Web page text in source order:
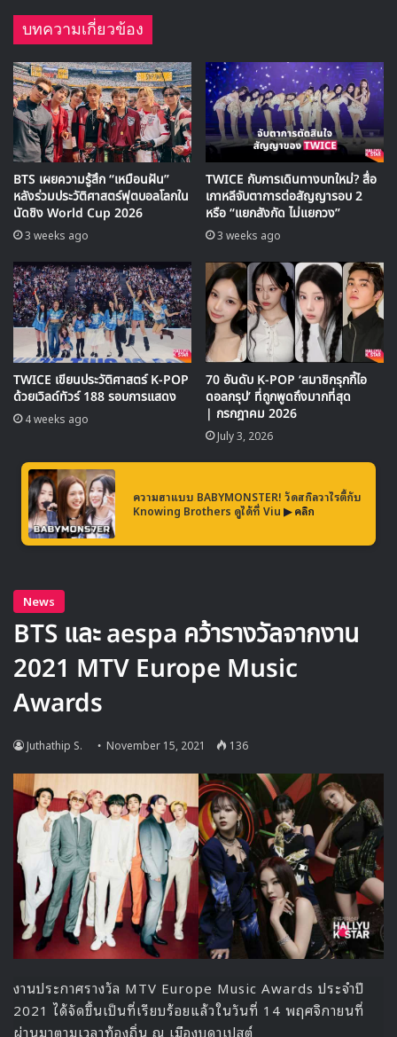
จัดขึ้นในวันที่ 27-28 พฤศจิกายน, 1-2 ธันวาคม ที่ SoFi
Stadium ในเมืองลอสแองเจลิส, ประเทศสหรัฐอเมริกา
โดยก่อนหน้าการจัดคอนเสิร์ตออฟไลน์ที่จะมีขึ้นในปลายเดือน
พฤศจิกายนนี้ BTS ก็ได้อุ่นเครื่องแฟนๆ ด้วยการจัดคอนเสิร์ต
‘BTS PERMISSION TO DANCE ON STAGE’ ในรูปแบบ
ออนไลน์ผ่านทางไลฟ์-สตรีมมิงไปแล้วเมื่อวันที่ 24 ตุลาคมที่ผ่าน
มา
ก่อนที่ในช่วงสุดสัปดาห์ที่ผ่านมา บอยกรุปATEEZได้ยืนยัน
ตารางการจัดคอนเสิร์ตเวิลด์ทัวร์ที่มีชื่อว่า
Beginning of the End’ซึ่งจะจัดขึ้นในปี 2022
สำหรับเวิลด์ทัวร์ ‘The Fellowship: Beginning of the
End’ จะเริ่มต้นจากกรุงโซล ในวันที่ 7-9 มกราคม ก่อนจะไปต่อ
กันที่ 5 เมืองในสหรัฐอเมริกา ได้แก่ ชิคาโก, แอตแลนตา,
นวร์ก, ดัลลัส, ลอสแองเจลิส และอีก 6 เมืองในยุโรป ได้แก่
อัมสเตอร์ดัม, ลอนดอน, ปารีส, เบอร์ลิน, วอร์ซอ, มาดริด
บทความเกี่ยวข้อง
BTS เผยความรู้สึก “เหมือนฝัน”
หลังร่วมประวัติศาสตร์ฟุตบอลโลกใน
นัดชิง World Cup 2026
3 weeks ago
TWICE กับการเดินทางบทใหม่? สื่อ
เกาหลีจับตาการต่อสัญญารอบ 2
หรือ “แยกสังกัด ไม่แยกวง”
3 weeks ago
TWICE เขียนประวัติศาสตร์ K-POP
ด้วยเวิลด์ทัวร์ 188 รอบการแสดง
4 weeks ago
70 อันดับ K-POP ‘สมาชิกรุกกี้ไอ
ดอลกรุป’ ที่ถูกพูดถึงมากที่สุด
| กรกฎาคม 2026
July 3, 2026
ความฮาแบบ BABYMONSTER! วัดสกิลวาไรตี้กับ
Knowing Brothers ดูได้ที่ Viu ▶ คลิก